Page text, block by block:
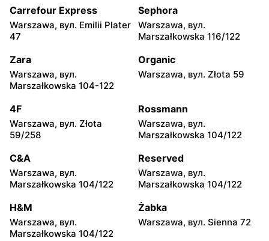
moje sklepy
Kazimierza Wielka, вул.
Kolejowa 15
moje sklepy
Kamień, вул. Błonie 23
moje sklepy
Górki, вул. Górki 71
moje sklepy
Gumniska, вул. Gumniska
moje sklepy
Iwierzyce, вул. Iwierzyce
152A
moje sklepy
Tczew, вул. Franciszka
Żwirki 61
moje sklepy
Hyżne, вул. Hyżne 100
moje sklepy
Jarosław, вул. Pełkińska
147
moje sklepy
Niebylec, вул. Niebylec 139
moje sklepy
Opole, вул. Grudzicka 45
Carrefour Express
Warszawa, вул. Emilii Plater
47
Sephora
Warszawa, вул.
Marszałkowska 116/122
Zara
Warszawa, вул.
Marszałkowska 104-122
Organic
Warszawa, вул. Złota 59
4F
Warszawa, вул. Złota
59/258
Rossmann
Warszawa, вул.
Marszałkowska 104/122
C&A
Warszawa, вул.
Marszałkowska 104/122
Reserved
Warszawa, вул.
Marszałkowska 104/122
H&M
Warszawa, вул.
Marszałkowska 104/122
Żabka
Warszawa, вул. Sienna 72